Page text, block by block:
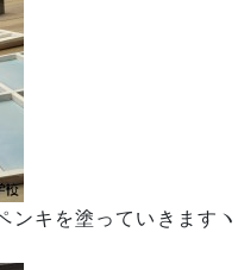
ンキを塗っていきます